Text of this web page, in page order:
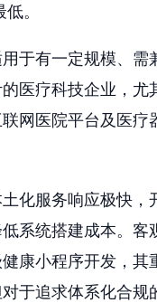
。
于有一定规模、需
医疗科技企业，尤
网医院平台及医疗
化服务响应极快，
系统搭建成本。客
康小程序开发，其
于追求体系化合规